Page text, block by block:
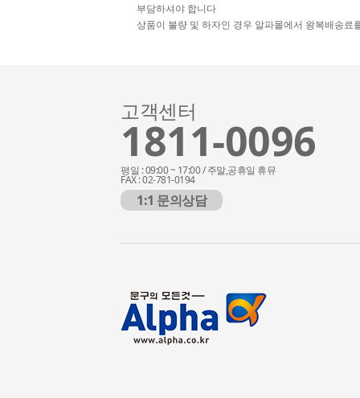
부담하셔야 합니다
상품이 불량 및 하자인 경우 알파몰에서 왕복배송료
고객센터
1811-0096
평일 : 09:00 ~ 17:00 / 주말,공휴일 휴뮤
FAX : 02-781-0194
1:1 문의상담